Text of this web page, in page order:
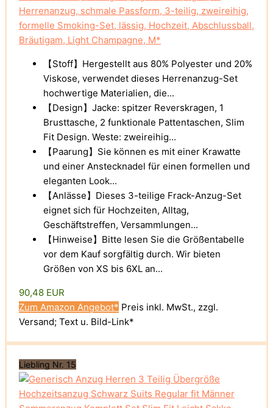
Herrenanzug, schmale Passform, 3-teilig, zweireihig,
formelle Smoking-Set, lässig, Hochzeit, Abschlussball,
Bräutigam, Light Champagne, M*
【Stoff】Hergestellt aus 80% Polyester und 20%
Viskose, verwendet dieses Herrenanzug-Set
hochwertige Materialien, die...
【Design】Jacke: spitzer Reverskragen, 1
Brusttasche, 2 funktionale Pattentaschen, Slim
Fit Design. Weste: zweireihig...
【Paarung】Sie können es mit einer Krawatte
und einer Anstecknadel für einen formellen und
eleganten Look...
【Anlässe】Dieses 3-teilige Frack-Anzug-Set
eignet sich für Hochzeiten, Alltag,
Geschäftstreffen, Versammlungen...
【Hinweise】Bitte lesen Sie die Größentabelle
vor dem Kauf sorgfältig durch. Wir bieten
Größen von XS bis 6XL an...
90,48 EUR
Zum Amazon Angebot* Preis inkl. MwSt., zzgl.
Versand; Text u. Bild-Link*
Liebling Nr. 15